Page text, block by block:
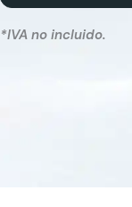
*IVA no incluido.